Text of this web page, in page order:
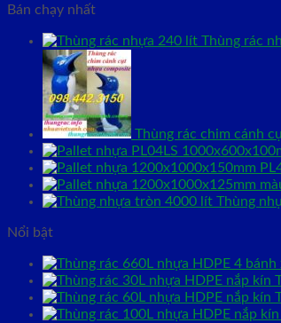
Bán chạy nhất
Thùng rác
Thùng rác chim cánh
Thùng
Nổi bật